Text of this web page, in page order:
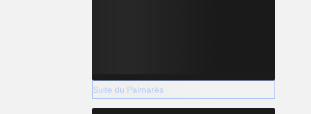
Suite du Palmarès